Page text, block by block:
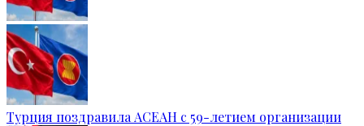
Турция поздравила АСЕАН с 59-летием организации